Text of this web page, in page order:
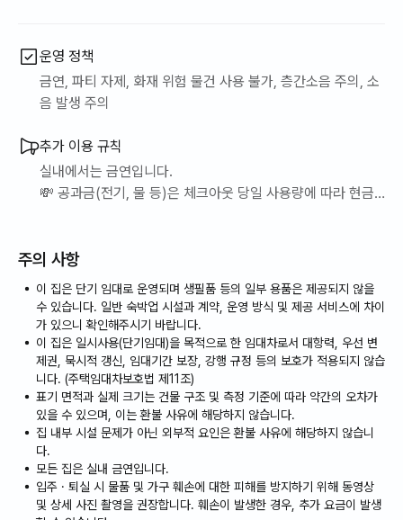
운영 정책
금연, 파티 자제, 화재 위험 물건 사용 불가, 층간소음 주의, 소
음 발생 주의
추가 이용 규칙
실내에서는 금연입니다.
💸 공과금(전기, 물 등)은 체크아웃 당일 사용량에 따라 현금
있습니다. 파손이나 고장 등의 문제가 없을 경우,
LiveAnywhere를 통해 전액 원화로 환불됩니다.
📜 1개월 이상(29박 이상) 투숙하시는 고객님께서는 장기 거
주자 등록(TM30)을 위해 체크인 당일 여권 사본을 제출해 주
셔야 합니다. 이 점 유의해 주시기 바랍니다.
주의 사항
이 집은 단기 임대로 운영되며 생필품 등의 일부 용품은 제공되지 않을
수 있습니다. 일반 숙박업 시설과 계약, 운영 방식 및 제공 서비스에 차이
가 있으니 확인해주시기 바랍니다.
이 집은 일시사용(단기임대)을 목적으로 한 임대차로서 대항력, 우선 변
제권, 묵시적 갱신, 임대기간 보장, 강행 규정 등의 보호가 적용되지 않습
니다. (주택임대차보호법 제11조)
표기 면적과 실제 크기는 건물 구조 및 측정 기준에 따라 약간의 오차가
있을 수 있으며, 이는 환불 사유에 해당하지 않습니다.
집 내부 시설 문제가 아닌 외부적 요인은 환불 사유에 해당하지 않습니
다.
모든 집은 실내 금연입니다.
입주 · 퇴실 시 물품 및 가구 훼손에 대한 피해를 방지하기 위해 동영상
및 상세 사진 촬영을 권장합니다. 훼손이 발생한 경우, 추가 요금이 발생